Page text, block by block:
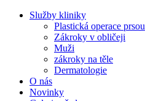
Skip
Služby kliniky
Plastická operace prsou
Zákroky v obličeji
Muži
zákroky na těle
Dermatologie
O nás
Novinky